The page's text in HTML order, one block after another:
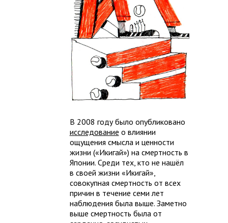
В 2008 году было опубликовано
исследование о влиянии
ощущения смысла и ценности
жизни («Икигай») на смертность в
Японии. Среди тех, кто не нашёл
в своей жизни «Икигай»,
совокупная смертность от всех
причин в течение семи лет
наблюдения была выше. Заметно
выше смертность была от